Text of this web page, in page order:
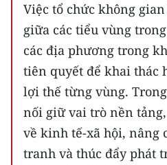
VỀ BÁO NHÂN DÂN
THỜI NAY
NHÂN DÂN CUỐI TUẦN
NHÂN DÂN HẰNG THÁNG
MUA BÁO
Việc tổ chức không
giữa các tiểu vùng
các địa phương trong
tiên quyết để khai thác
lợi thế từng vùng.
nối giữ vai trò nền
về kinh tế-xã hội, nâng
tranh và thúc đẩy phát